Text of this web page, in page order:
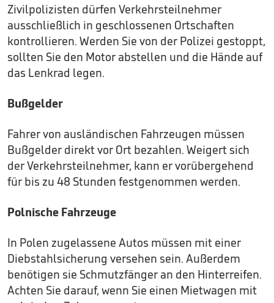
Zivilpolizisten dürfen Verkehrsteilnehmer
ausschließlich in geschlossenen Ortschaften
kontrollieren. Werden Sie von der Polizei gestoppt,
sollten Sie den Motor abstellen und die Hände auf
das Lenkrad legen.
Bußgelder
Fahrer von ausländischen Fahrzeugen müssen
Bußgelder direkt vor Ort bezahlen. Weigert sich
der Verkehrsteilnehmer, kann er vorübergehend
für bis zu 48 Stunden festgenommen werden.
Polnische Fahrzeuge
In Polen zugelassene Autos müssen mit einer
Diebstahlsicherung versehen sein. Außerdem
benötigen sie Schmutzfänger an den Hinterreifen.
Achten Sie darauf, wenn Sie einen Mietwagen mit